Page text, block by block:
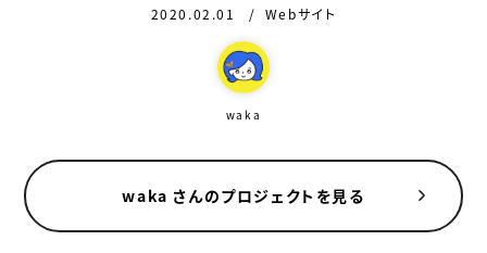
公開日：
2020.02.01 カテゴリ：
Webサイト
waka
waka さんのプロジェクトを見る